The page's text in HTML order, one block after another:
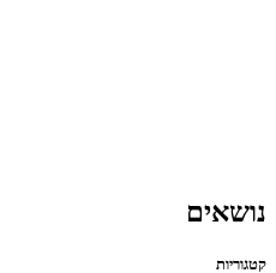
נושאים
קטגוריות